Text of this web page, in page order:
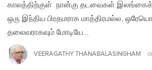
காலத்திற்குள் நான்கு தடவைகள்
ஒரு இந்திய பிரதமராக மாத்திரமல்ல,
தலைவராகவும் மோடியே…
VEERAGATHY THANABALASINGHAM